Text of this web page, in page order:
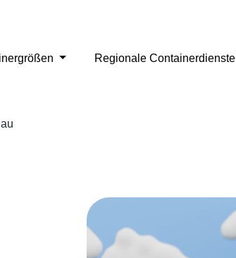
Regionale Containerdienste